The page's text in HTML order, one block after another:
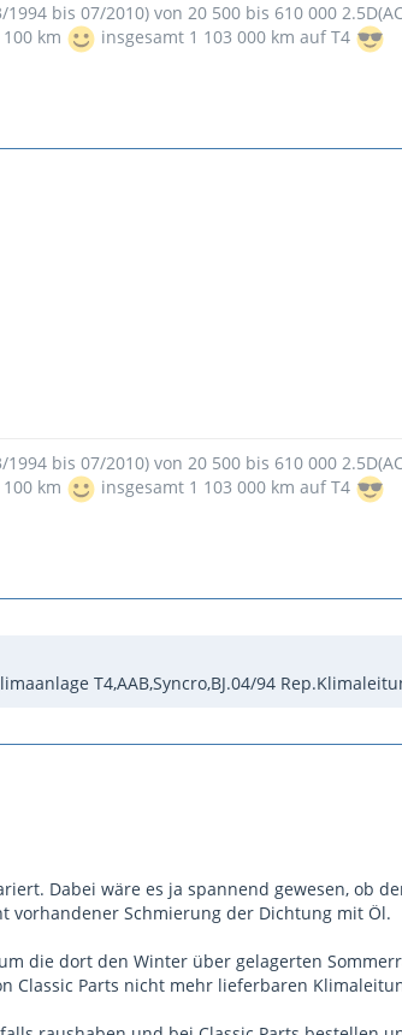
bis 07/2010) von 20 500 bis 610 000
km
insgesamt 1 103 000 km auf T4
bis 07/2010) von 20 500 bis 610 000
km
insgesamt 1 103 000 km auf T4
T4,AAB,Syncro,BJ.04/94
Dabei wäre es ja spannend gewesen, ob
vorhandener Schmierung der Dichtung mit Öl.
die dort den Winter über gelagerten
Classic Parts nicht mehr lieferbaren